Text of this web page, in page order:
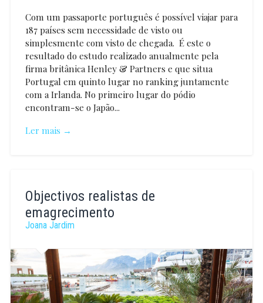
Com um passaporte português é possível viajar para
187 países sem necessidade de visto ou
simplesmente com visto de chegada. É este o
resultado do estudo realizado anualmente pela
firma britânica Henley & Partners e que situa
Portugal em quinto lugar no ranking juntamente
com a Irlanda. No primeiro lugar do pódio
encontram-se o Japão...
Ler mais →
Mendão
Objectivos realistas de
emagrecimento
Joana Jardim